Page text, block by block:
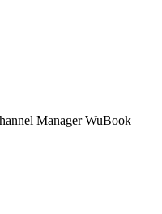
Manager WuBook